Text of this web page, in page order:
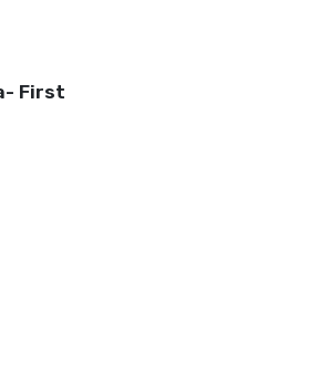
First